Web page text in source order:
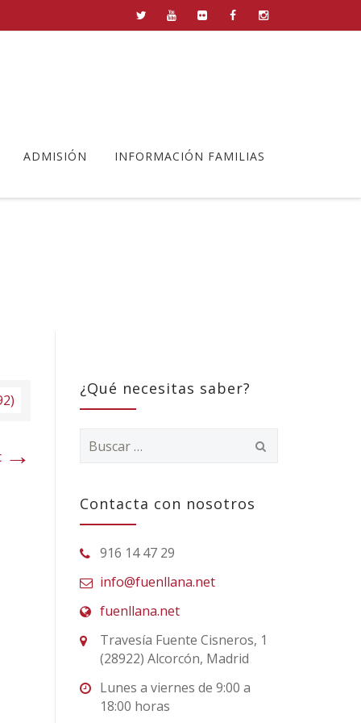
ADMISIÓN INFORMACIÓN FAMILIAS
→
¿Qué necesitas saber?
Contacta con nosotros
916 14 47 29
info@fuenllana.net
fuenllana.net
Travesía Fuente Cisneros, 1
(28922) Alcorcón, Madrid
Lunes a viernes de 9:00 a
18:00 horas